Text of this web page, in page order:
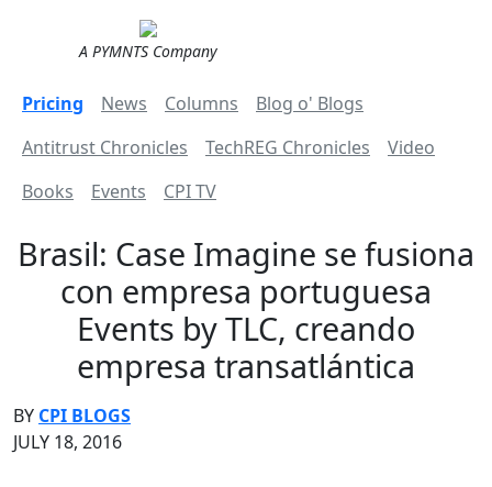
A PYMNTS Company
Pricing News Columns
Blog o' Blogs
Antitrust Chronicles
TechREG Chronicles
Video
Books
Events CPI TV
Brasil: Case Imagine se fusiona
con empresa portuguesa
Events by TLC, creando
empresa transatlántica
BY CPI BLOGS
JULY 18, 2016